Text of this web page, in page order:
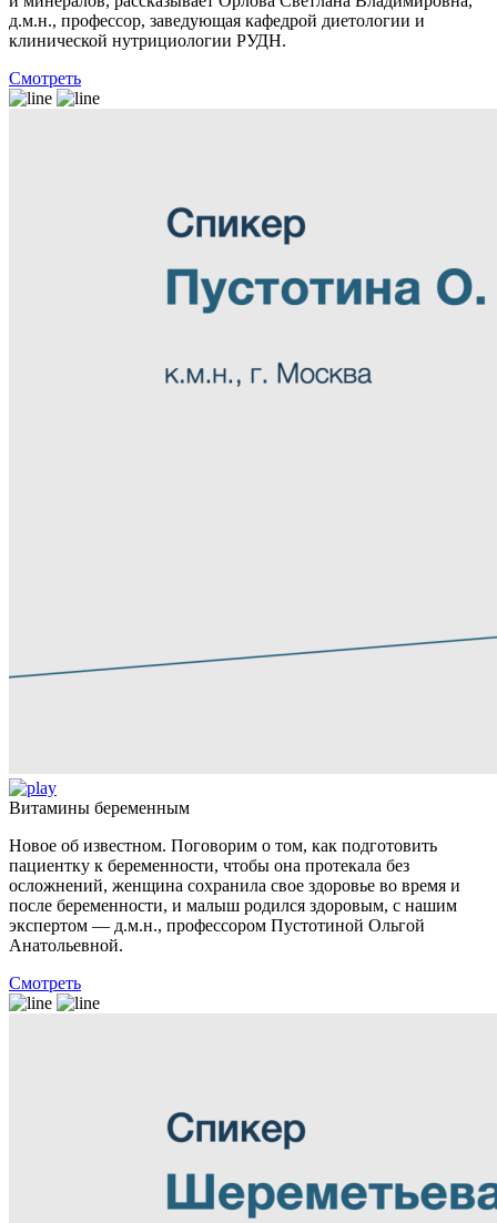
д.м.н., профессор, заведующая кафедрой диетологии и
клинической нутрициологии РУДН.
Смотреть
Витамины беременным
Новое об известном. Поговорим о том, как подготовить
пациентку к беременности, чтобы она протекала без
осложнений, женщина сохранила свое здоровье во время и
после беременности, и малыш родился здоровым, с нашим
экспертом — д.м.н., профессором Пустотиной Ольгой
Анатольевной.
Смотреть